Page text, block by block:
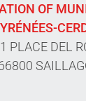
OF
1 PLACE DEL